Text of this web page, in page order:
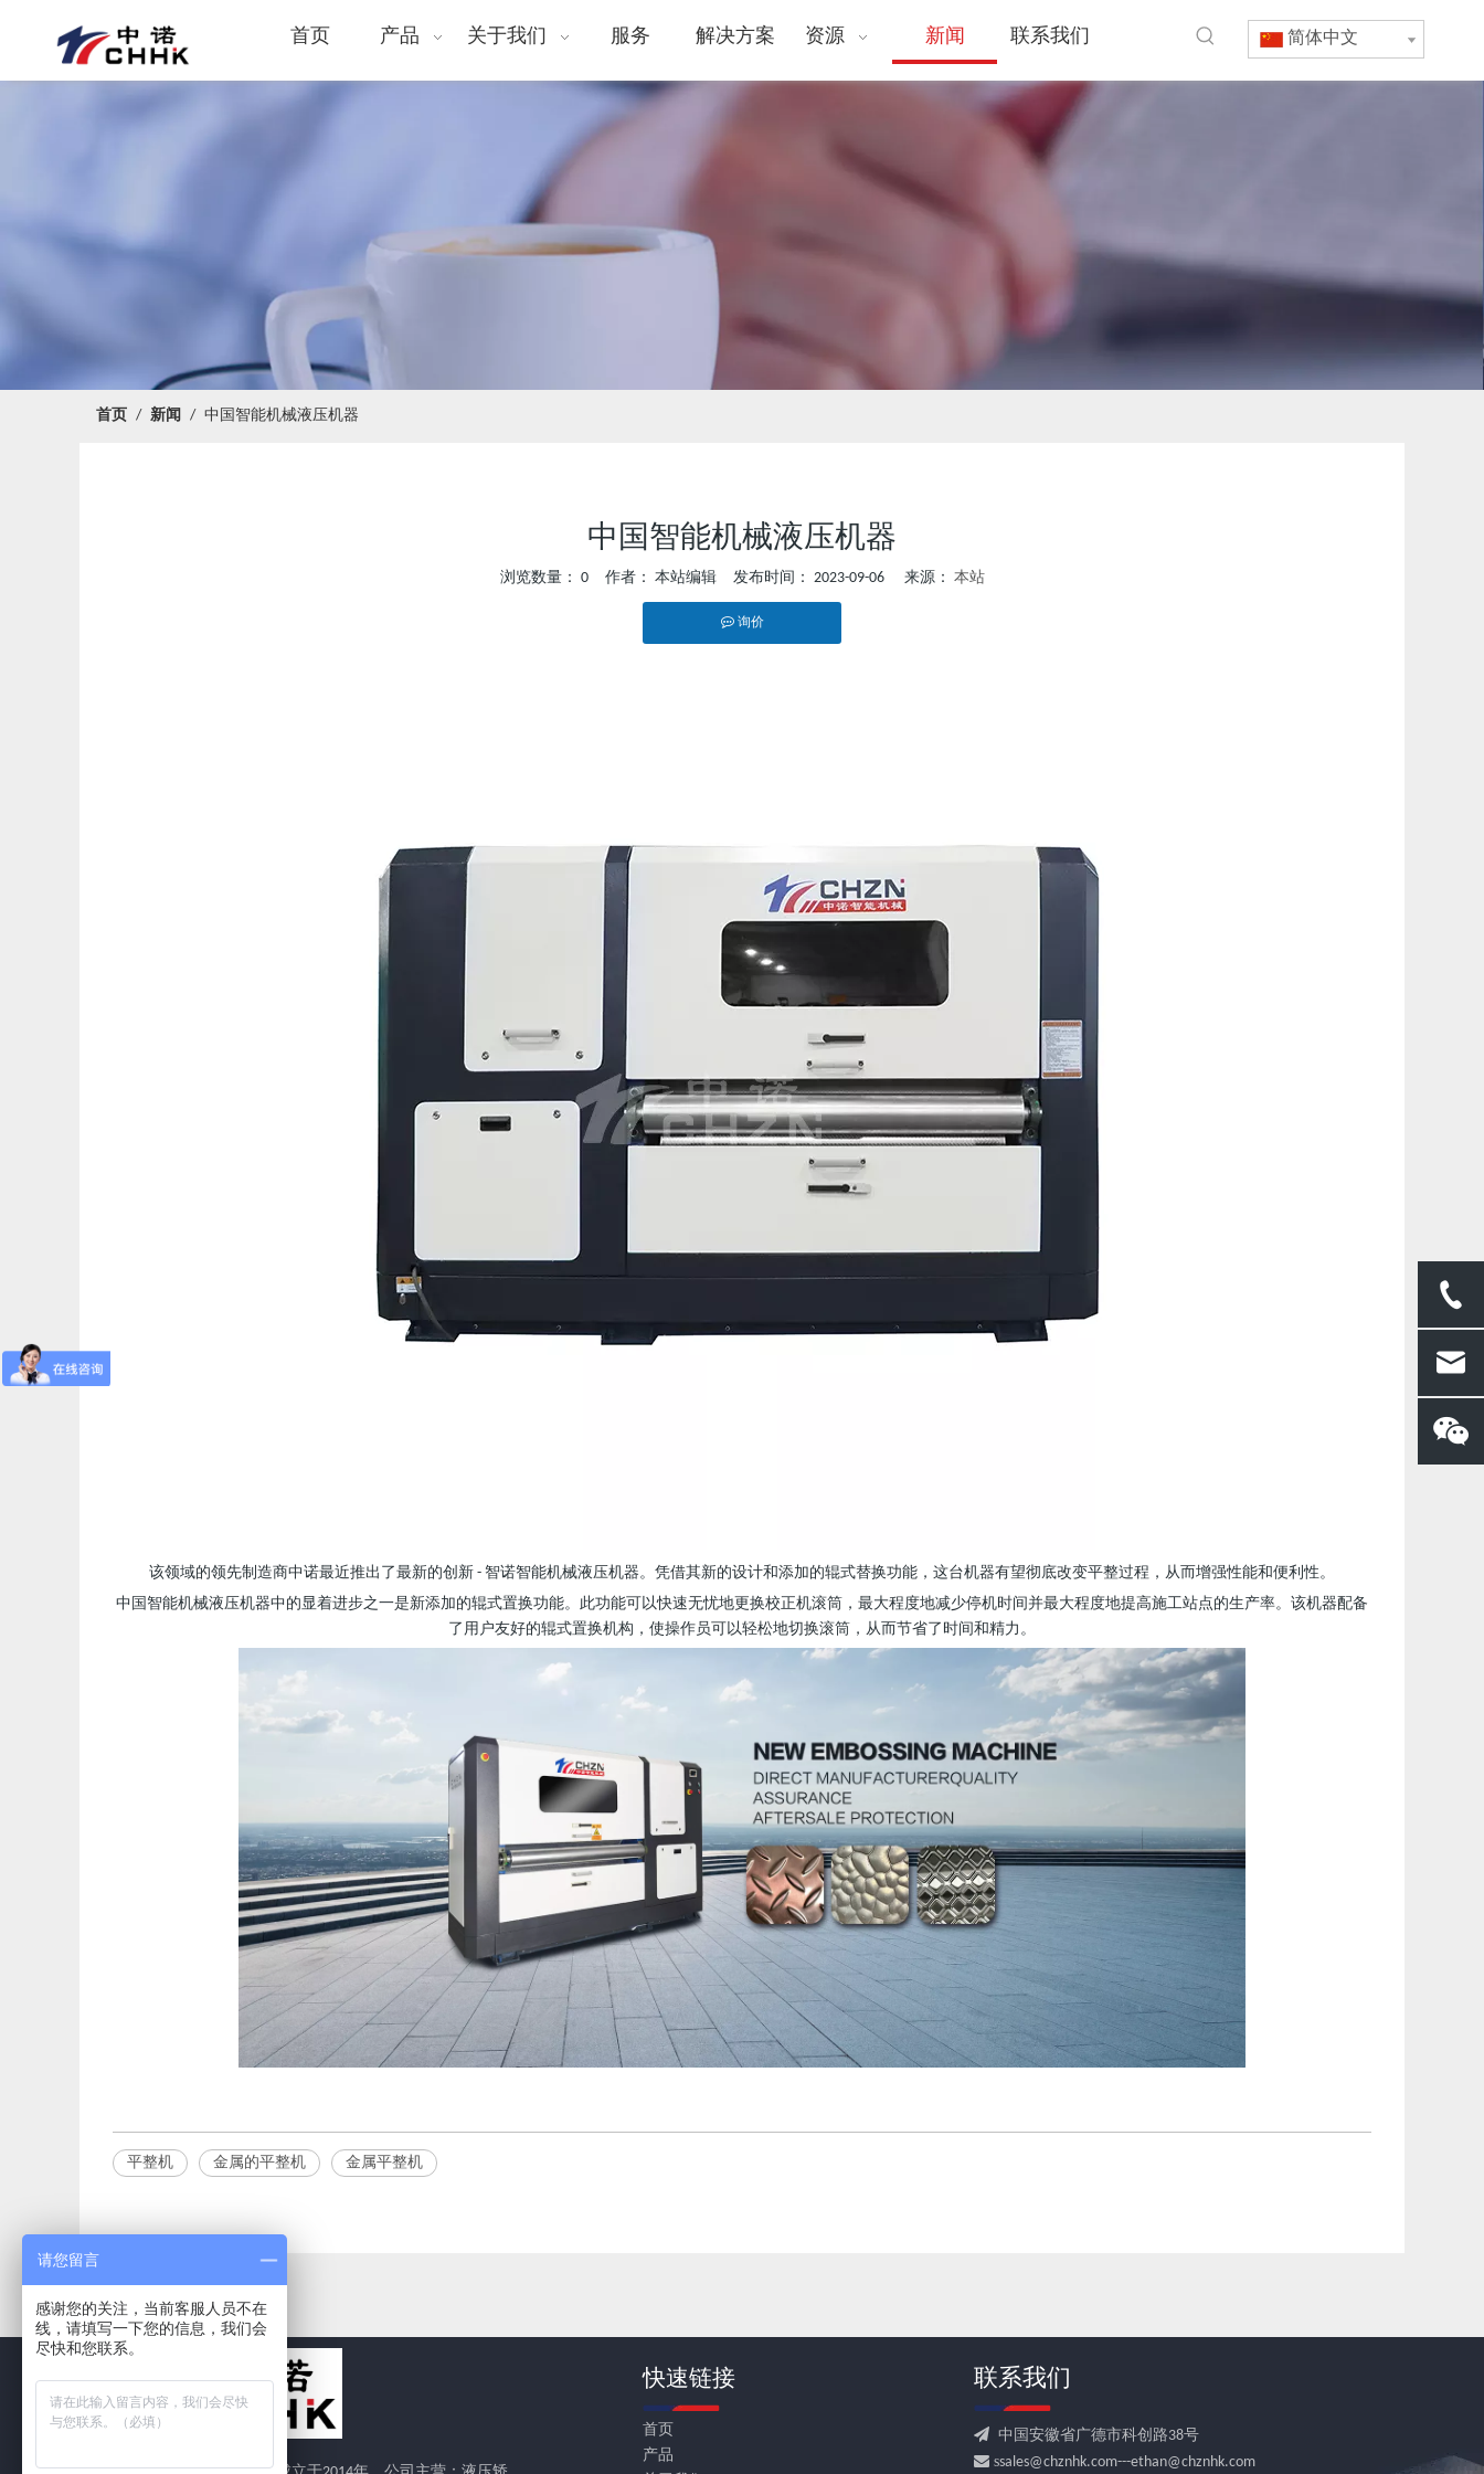
首页 产品 关于我们 服务 解决方案 资源 新闻 联系我们 简体中文
首页 / 新闻 / 中国智能机械液压机器
中国智能机械液压机器
浏览数量： 0作者： 本站编辑 发布时间： 2023-09-06 来源： 本站
询价
该领域的领先制造商中诺最近推出了最新的创新 - 智诺智能机械液压机器。凭借其新的设计和添加的辊式替换功能，这台机器有望彻底改变平整过程，从而增强性能和便利性。
中国智能机械液压机器中的显着进步之一是新添加的辊式置换功能。此功能可以快速无忧地更换校正机滚筒，最大程度地减少停机时间并最大程度地提高施工站点的生产率。该机器配备
了用户友好的辊式置换机构，使操作员可以轻松地切换滚筒，从而节省了时间和精力。
平整机 金属的平整机 金属平整机
快速链接
首页
产品
联系我们
 中国安徽省广德市科创路38号
 ssales@chznhk.com---ethan@chznhk.com
请您留言
感谢您的关注，当前客服人员不在
线，请填写一下您的信息，我们会
尽快和您联系。